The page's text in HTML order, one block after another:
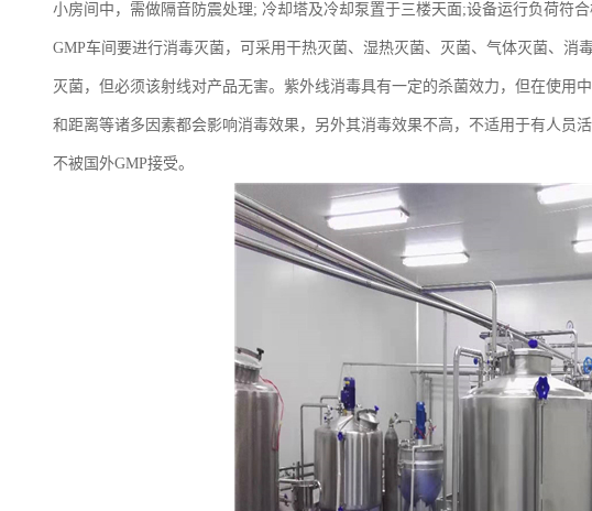
小房间中，需做隔音防震处理; 冷却塔及冷却泵置于三楼天面;设备运行负荷符合
GMP车间要进行消毒灭菌，可采用干热灭菌、湿热灭菌、灭菌、气体灭菌、消
灭菌，但必须该射线对产品无害。紫外线消毒具有一定的杀菌效力，但在使用
和距离等诸多因素都会影响消毒效果，另外其消毒效果不高，不适用于有人员
不被国外GMP接受。